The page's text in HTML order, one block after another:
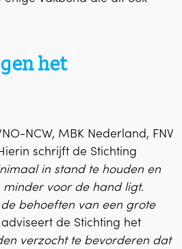
het
NCW, MBK Nederland, FNV
schrijft de Stichting
in stand te houden en
minder voor de hand ligt.
behoeften van een grote
de Stichting het
verzocht te bevorderen dat